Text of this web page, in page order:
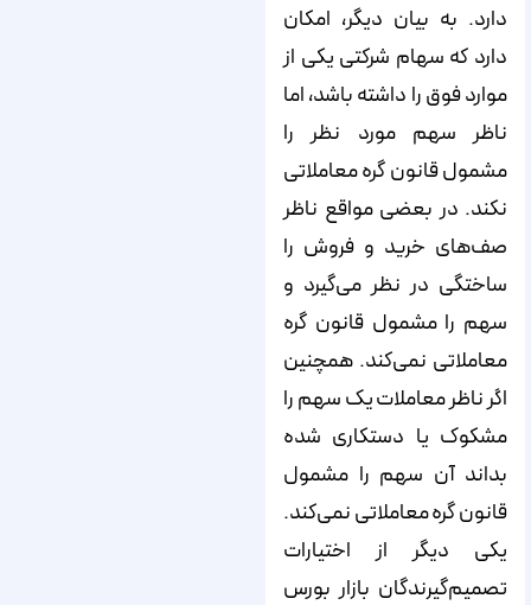
دارد. به بیان دیگر، امکان
دارد که سهام شرکتی یکی از
موارد فوق را داشته باشد، اما
ناظر سهم مورد نظر را
مشمول قانون گره معاملاتی
نکند. در بعضی مواقع ناظر
صف‌های خرید و فروش را
ساختگی در نظر می‌گیرد و
سهم را مشمول قانون گره
معاملاتی نمی‌کند. همچنین
اگر ناظر معاملات یک سهم را
مشکوک یا دستکاری شده
بداند آن سهم را مشمول
قانون گره معاملاتی نمی‌کند.
یکی دیگر از اختیارات
تصمیم‌گیرندگان بازار بورس